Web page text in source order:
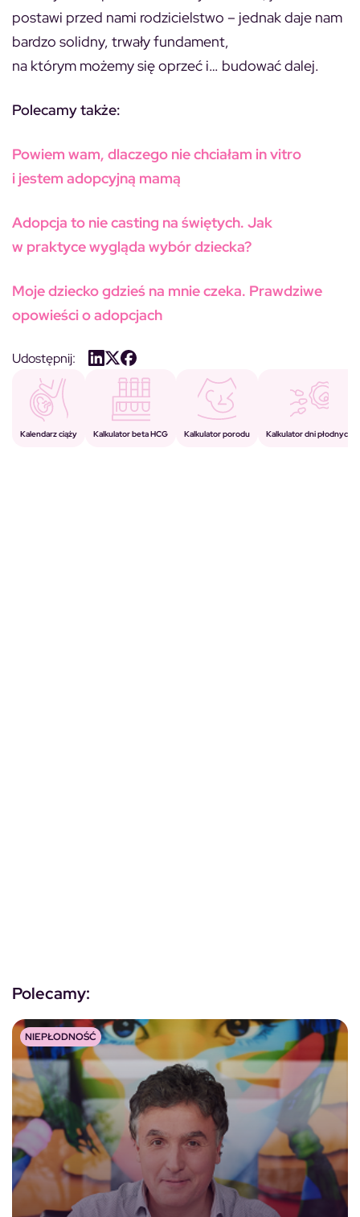
postawi przed nami rodzicielstwo – jednak daje nam
bardzo solidny, trwały fundament,
na którym możemy się oprzeć i… budować dalej.
Polecamy także:
Powiem wam, dlaczego nie chciałam in vitro
i jestem adopcyjną mamą
Adopcja to nie casting na świętych. Jak
w praktyce wygląda wybór dziecka?
Moje dziecko gdzieś na mnie czeka. Prawdziwe
opowieści o adopcjach
Udostępnij:
Kalendarz ciąży Kalkulator beta HCG Kalkulator porodu Kalkulator dni płodnych
Polecamy:
NIEPŁODNOŚĆ